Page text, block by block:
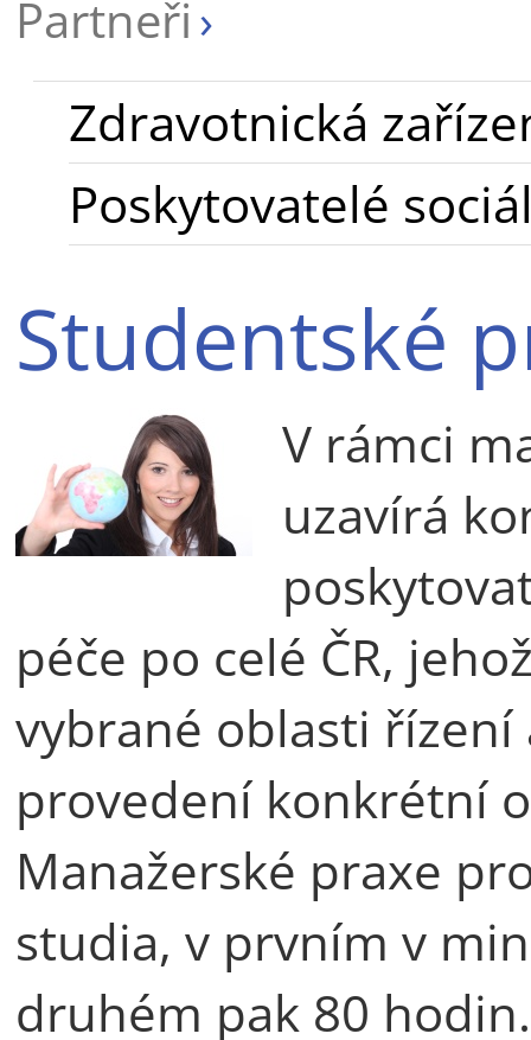
Partneři
Zdravotnická
Poskytovatelé
Studentské
V rámci
uzavírá
péče po celé ČR,
vybrané oblasti
provedení konkrétní
Manažerské praxe
studia, v prvním v
druhém pak 80